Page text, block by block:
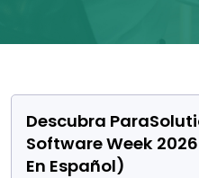
Descubra
Software Week
En Español)